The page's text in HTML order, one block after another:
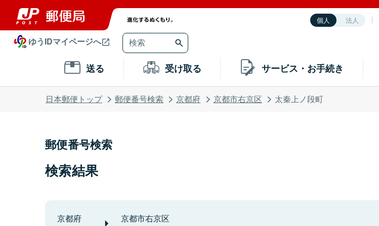
個人 法人
ゆうIDマイページへ
送る 受け取る サービス・お手続き
日本郵便トップ 郵便番号検索 京都府 京都市右京区 太秦上ノ段町
郵便番号検索
検索結果
京都府 京都市右京区